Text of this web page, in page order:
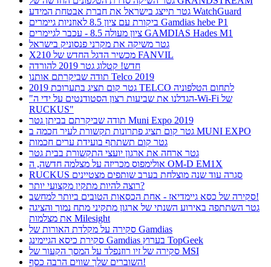
גטר תייצג בישראל את חברת אבטחת המידע WatchGuard
ביקורת עם ציון 8.5 לאוזניות גיימרים Gamdias hebe P1
ציון מעולה 8.5 - עכבר לגיימרים GAMDIAS Hades M1
גטר משיקה את מקרני פנסוניק בישראל
X210 מכשיר הדגל החדש של FANVIL
חדש! קטלוג גטר 2019 להורדה
תודה שביקרתם אותנו Telco 2019
גטר קום תציג בתערוכת 2019 TELCO לתחום הטלפוניה
"הגדלנו את שביעות רצון הסטודנטים על ידי ה-Wi-Fi של
RUCKUS"
תודה שביקרתם בביתן גטר Muni Expo 2019
גטר קום תציג פתרונות תקשורת לעיר חכמה ב MUNI EXPO
גטר קום תשתתף בועידת ערים חכמות
גטר ארחה את ארגון יועצי התקשורת בבית גטר
אולימפוס מכריזה על מצלמה חדשה, ה OM-D EM1X
RUCKUS סגרה עוד שנה מוצלחת בערב שותפים מצטיינים
רוצה להיות מתקין מקצועי יותר?
סקירה של כסא גיימדיאז - אחת הכסאות הטובים ביותר למחשב!
גטר השתתפה באירוע השנתי של ארגון מתקיני מתח נמוך והציגה
את מצלמות Milesight
סקירה על מקלדת האורות של Gamdias
סקירת כיסא הגיימינג Gamdias בערוץ TopGeek
סקירה של זיו רוזנפלד על המסך הקעור של MSI
השוברים שלך שווים הרבה כסף!